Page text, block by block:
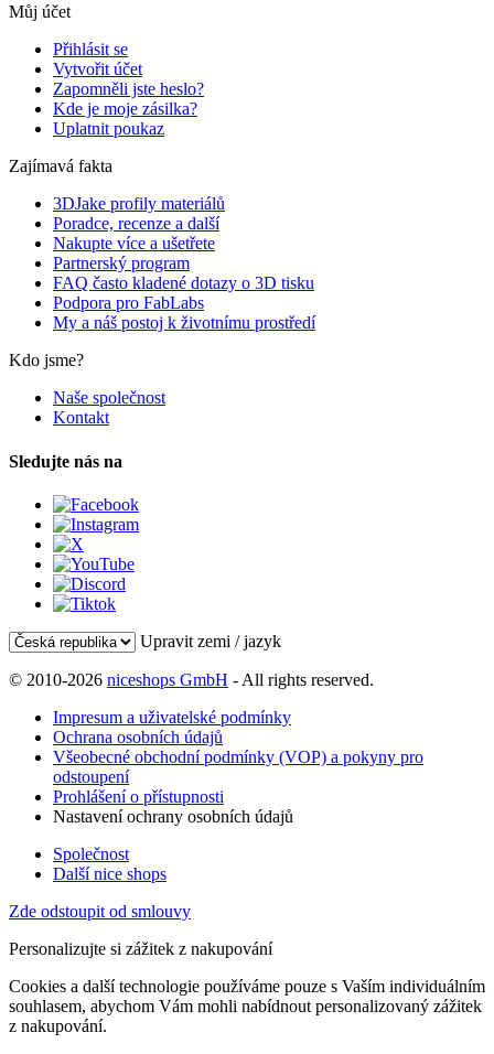
Můj účet
Přihlásit se
Vytvořit účet
Zapomněli jste heslo?
Kde je moje zásilka?
Uplatnit poukaz
Zajímavá fakta
3DJake profily materiálů
Poradce, recenze a další
Nakupte více a ušetřete
Partnerský program
FAQ často kladené dotazy o 3D tisku
Podpora pro FabLabs
My a náš postoj k životnímu prostředí
Kdo jsme?
Naše společnost
Kontakt
Sledujte nás na
Upravit zemi / jazyk
© 2010-2026 niceshops GmbH - All rights reserved.
Impresum a uživatelské podmínky
Ochrana osobních údajů
Všeobecné obchodní podmínky (VOP) a pokyny pro
odstoupení
Prohlášení o přístupnosti
Nastavení ochrany osobních údajů
Společnost
Další nice shops
Zde odstoupit od smlouvy
Personalizujte si zážitek z nakupování
Cookies a další technologie používáme pouze s Vaším individuálním
souhlasem, abychom Vám mohli nabídnout personalizovaný zážitek
z nakupování.